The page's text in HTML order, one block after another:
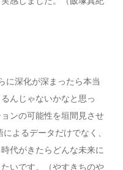
に深化が深まったら本当
んじゃないかなと思っ
ンの可能性を垣間見させ
よるデータだけでなく、
代がきたらどんな未来に
いです。（やすきちのや